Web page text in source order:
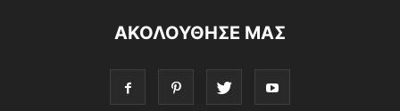
ΑΚΟΛΟΥΘΗΣΕ ΜΑΣ